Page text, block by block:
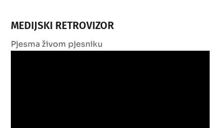
MEDIJSKI RETROVIZOR
Pjesma živom pjesniku